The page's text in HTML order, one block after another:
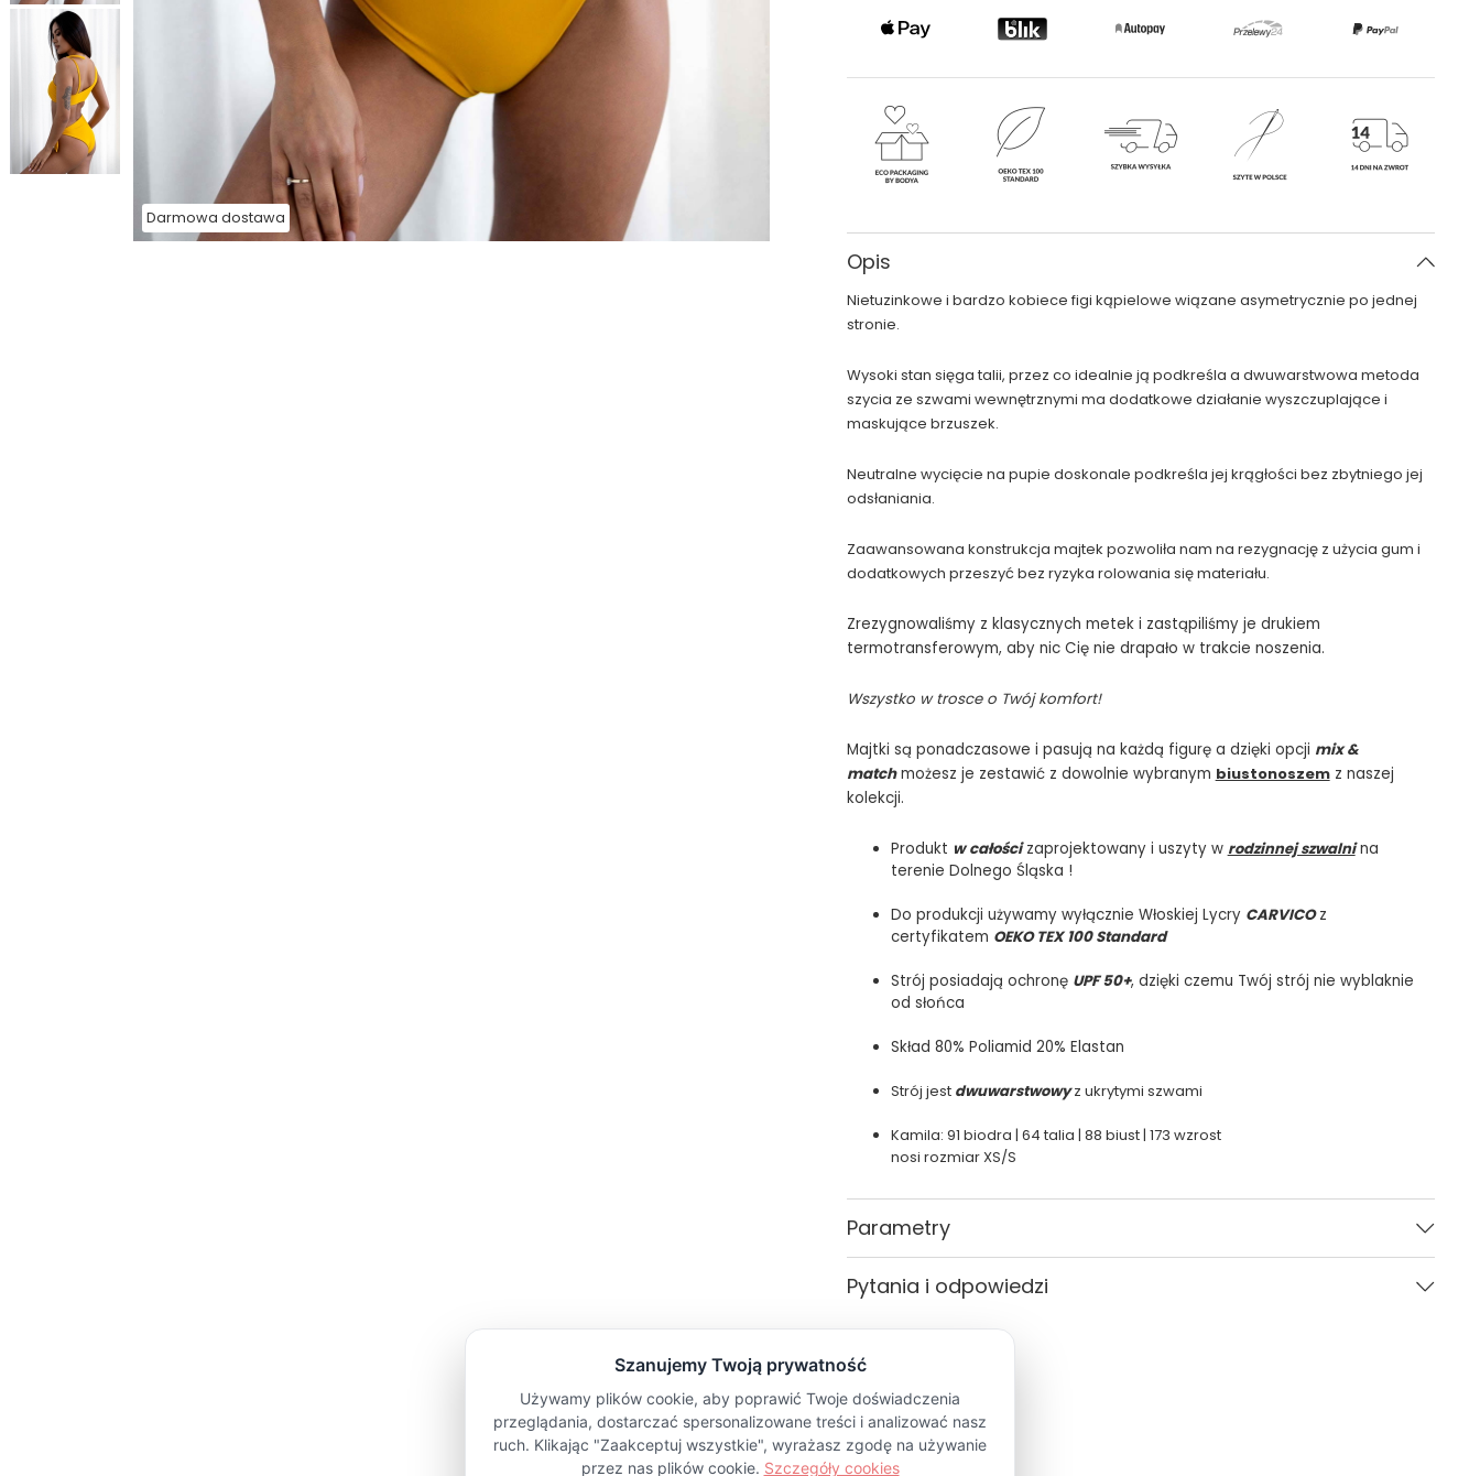
Darmowa dostawa
Opis
Nietuzinkowe i bardzo kobiece figi kąpielowe wiązane asymetrycznie po jednej
stronie.
Wysoki stan sięga talii, przez co idealnie ją podkreśla a dwuwarstwowa metoda
szycia ze szwami wewnętrznymi ma dodatkowe działanie wyszczuplające i
maskujące brzuszek.
Neutralne wycięcie na pupie doskonale podkreśla jej krągłości bez zbytniego jej
odsłaniania.
Zaawansowana konstrukcja majtek pozwoliła nam na rezygnację z użycia gum i
dodatkowych przeszyć bez ryzyka rolowania się materiału.
Zrezygnowaliśmy z klasycznych metek i zastąpiliśmy je drukiem
termotransferowym, aby nic Cię nie drapało w trakcie noszenia.
Wszystko w trosce o Twój komfort!
Majtki są ponadczasowe i pasują na każdą figurę a dzięki opcji mix &
matchmożesz je zestawić z dowolnie wybranym biustonoszemz naszej
kolekcji.
Produkt w całościzaprojektowany i uszyty w rodzinnej szwalnina
terenie Dolnego Śląska !
Do produkcji używamy wyłącznie Włoskiej Lycry CARVICOz
certyfikatem OEKO TEX 100 Standard
Strój posiadają ochronę UPF 50+, dzięki czemu Twój strój nie wyblaknie
od słońca
Skład 80% Poliamid 20% Elastan
Strój jest dwuwarstwowyz ukrytymi szwami
Kamila: 91 biodra | 64 talia | 88 biust | 173 wzrost
nosi rozmiar XS/S
Parametry
Kolor
Materiał
Wzór
Rozmiar
Pytania i odpowiedzi